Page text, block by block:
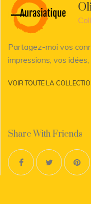
Partagez-moi vos
impressions, vos idées,
VOIR TOUTE LA
Share With Friends